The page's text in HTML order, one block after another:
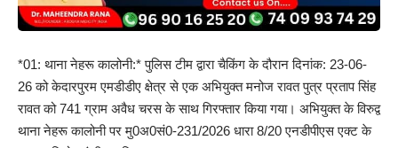
*01: थाना नेहरू कालोनी:* पुलिस टीम द्वारा चैकिंग के दौरान दिनांक: 23-06-
26 को केदारपुरम एमडीडीए क्षेत्र से एक अभियुक्त मनोज रावत पुत्र प्रताप सिंह
रावत को 741 ग्राम अवैध चरस के साथ गिरफ्तार किया गया। अभियुक्त के विरुद्व
थाना नेहरू कालोनी पर मु0अ0सं0-231/2026 धारा 8/20 एनडीपीएस एक्ट के